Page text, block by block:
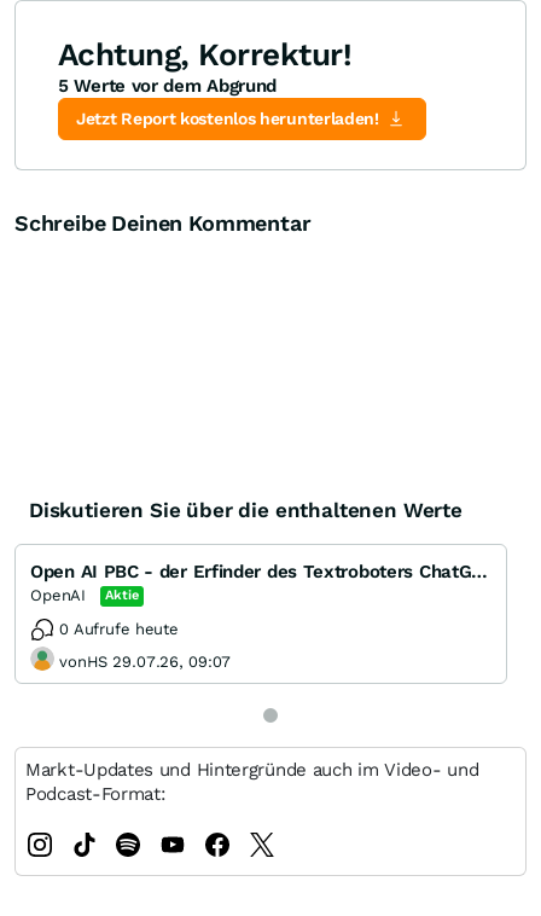
Achtung, Korrektur!
5 Werte vor dem Abgrund
Jetzt Report kostenlos herunterladen!
Schreibe Deinen Kommentar
Diskutieren Sie über die enthaltenen Werte
Open AI PBC - der Erfinder des Textroboters ChatGPT
OpenAI Aktie
0 Aufrufe heute
vonHS 29.07.26, 09:07
Markt-Updates und Hintergründe auch im Video- und
Podcast-Format: